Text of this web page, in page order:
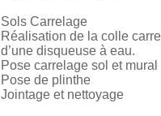
Sols Carrelage
Réalisation de la colle
d’une disqueuse à eau.
Pose carrelage sol et mural
Pose de plinthe
Jointage et nettoyage